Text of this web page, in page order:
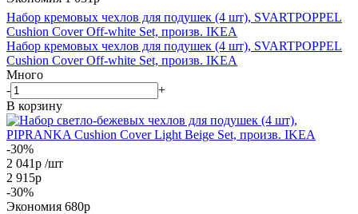
Набор кремовых чехлов для подушек (4 шт), SVARTPOPPEL
Cushion Cover Off-white Set, произв. IKEA
Набор кремовых чехлов для подушек (4 шт), SVARTPOPPEL
Cushion Cover Off-white Set, произв. IKEA
Много
-
+
В корзину
-30%
2 041р /шт
2 915р
-30%
Экономия 680р